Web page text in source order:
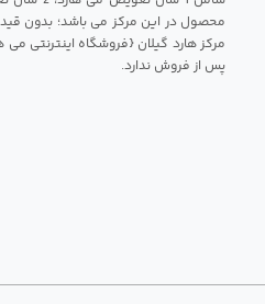
محصول در این مرکز می باشد؛ بدون
مرکز هارد گیلان {فروشگاه اینترنتی
پس از فروش ندارد.